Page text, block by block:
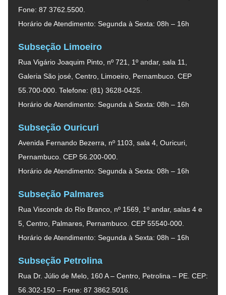
Fone: 87 3762.5500.
Horário de Atendimento: Segunda à Sexta: 08h – 16h
Subseção Limoeiro
Rua Vigário Joaquim Pinto, nº 721, 1º andar, sala 11,
Galeria São josé, Centro, Limoeiro, Pernambuco. CEP
55.700-000. Telefone: (81) 3628-0425.
Horário de Atendimento: Segunda à Sexta: 08h – 16h
Subseção Ouricuri
Avenida Fernando Bezerra, nº 1103, sala 4, Ouricuri,
Pernambuco. CEP 56.200-000.
Horário de Atendimento: Segunda à Sexta: 08h – 16h
Subseção Palmares
Rua Visconde do Rio Branco, nº 1569, 1º andar, salas 4 e
5, Centro, Palmares, Pernambuco. CEP 55540-000.
Horário de Atendimento: Segunda à Sexta: 08h – 16h
Subseção Petrolina
Rua Dr. Júlio de Melo, 160 A – Centro, Petrolina – PE. CEP:
56.302-150 – Fone: 87 3862.5016.